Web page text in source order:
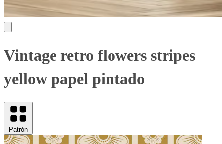
Vintage retro flowers stripes
yellow papel pintado
Patrón